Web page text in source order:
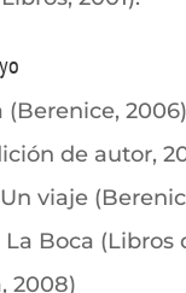
(Berenice, 2006)
de autor,
viaje
Boca (Libros
2008)